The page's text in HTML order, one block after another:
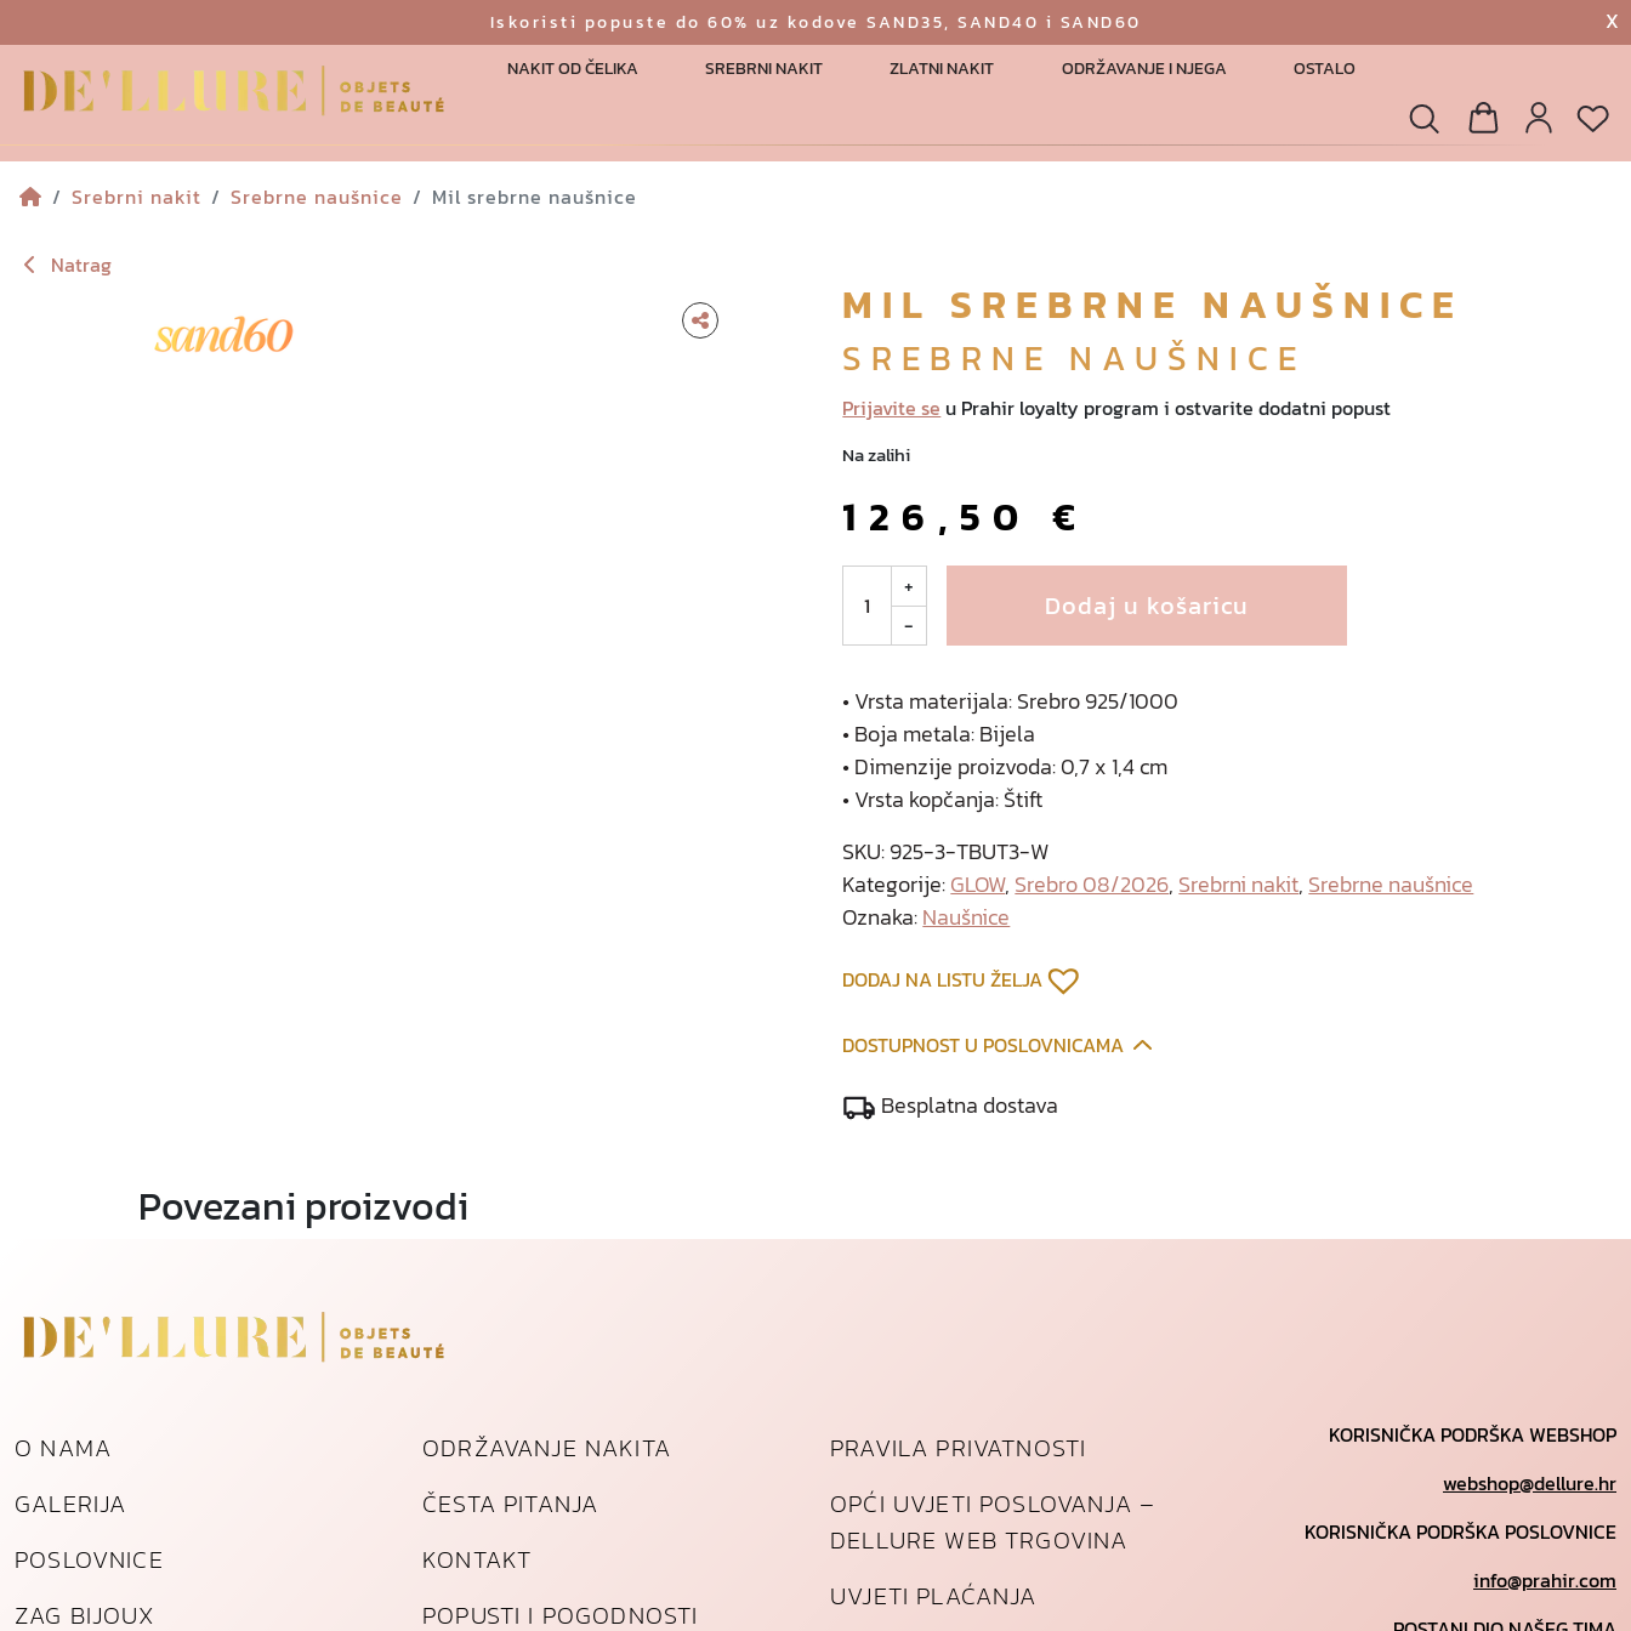
Iskoristi popuste do 60% uz kodove SAND35, SAND40 i SAND60 X
NAKIT OD ČELIKA SREBRNI NAKIT ZLATNI NAKIT ODRŽAVANJE I NJEGA OSTALO
Srebrni nakit
Srebrne naušnice Mil srebrne naušnice
Natrag
MIL SREBRNE NAUŠNICE
SREBRNE NAUŠNICE
Prijavite se u Prahir loyalty program i ostvarite dodatni popust
Na zalihi
126,50€
l
r
e
n
e
n
a
u
n
c
k
+
-
Dodaj u košaricu
• Vrsta materijala: Srebro 925/1000
• Boja metala: Bijela
• Dimenzije proizvoda: 0,7 x 1,4 cm
• Vrsta kopčanja: Štift
SKU:925-3-TBUT3-W
Kategorije:GLOW, Srebro 08/2026, Srebrni nakit, Srebrne naušnice
Oznaka:Naušnice
DODAJ NA LISTU ŽELJA
DOSTUPNOST U POSLOVNICAMA
Besplatna dostava
Povezani proizvodi
O NAMA
GALERIJA
POSLOVNICE
ZAG BIJOUX
ODRŽAVANJE NAKITA
ČESTA PITANJA
KONTAKT
POPUSTI I POGODNOSTI
PRAVILA PRIVATNOSTI
OPĆI UVJETI POSLOVANJA –
DELLURE WEB TRGOVINA
UVJETI PLAĆANJA
KORISNIČKA PODRŠKA WEBSHOP
webshop@dellure.hr
KORISNIČKA PODRŠKA POSLOVNICE
info@prahir.com